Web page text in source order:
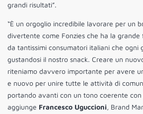
grandi risultati”.
“È un orgoglio incredibile lavorare per un
divertente come Fonzies che ha la grande
da tantissimi consumatori italiani che ogni
gustandosi il nostro snack. Creare un
riteniamo davvero importante per avere
e nuovo per unire tutte le attività di
portando avanti con un tono coerente con
aggiunge Francesco Uguccioni, Brand